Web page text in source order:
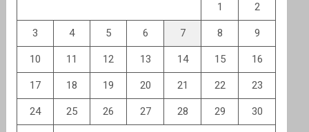
1 2
3 4 5 6 7 8 9
10 11 12 13 14 15 16
17 18 19 20 21 22 23
24 25 26 27 28 29 30